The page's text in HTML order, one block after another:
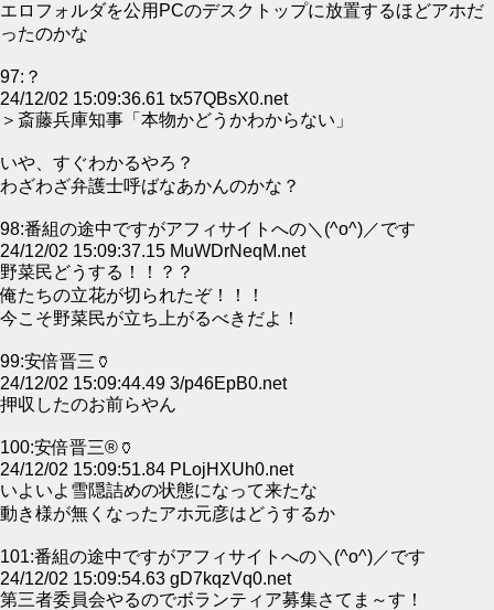
エロフォルダを公用PCのデスクトップに放置するほどアホだ
ったのかな
97:？
24/12/02 15:09:36.61 tx57QBsX0.net
＞斎藤兵庫知事「本物かどうかわからない」
いや、すぐわかるやろ？
わざわざ弁護士呼ばなあかんのかな？
98:番組の途中ですがアフィサイトへの＼(^o^)／です
24/12/02 15:09:37.15 MuWDrNeqM.net
野菜民どうする！！？？
俺たちの立花が切られたぞ！！！
今こそ野菜民が立ち上がるべきだよ！
99:安倍晋三🏺
24/12/02 15:09:44.49 3/p46EpB0.net
押収したのお前らやん
100:安倍晋三®🏺
24/12/02 15:09:51.84 PLojHXUh0.net
いよいよ雪隠詰めの状態になって来たな
動き様が無くなったアホ元彦はどうするか
101:番組の途中ですがアフィサイトへの＼(^o^)／です
24/12/02 15:09:54.63 gD7kqzVq0.net
第三者委員会やるのでボランティア募集さてま～す！